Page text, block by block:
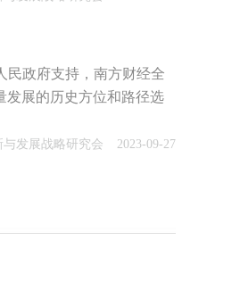
民政府支持，南方财经全
展的历史方位和路径选
发展战略研究会 2023-09-27